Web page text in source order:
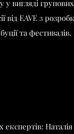
вигляді групових
від EAVE з
та фестивалів.
експертів: